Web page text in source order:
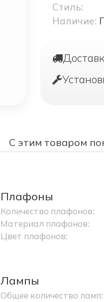
Стиль:
Наличие:
С этим товаром
Плафоны
Количество плафонов:
Материал плафонов:
Цвет плафонов:
Лампы
Общее количество ламп: